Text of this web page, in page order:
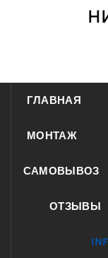
ГЛАВНАЯ
МОНТАЖ
САМОВЫВОЗ
ОТЗЫВЫ